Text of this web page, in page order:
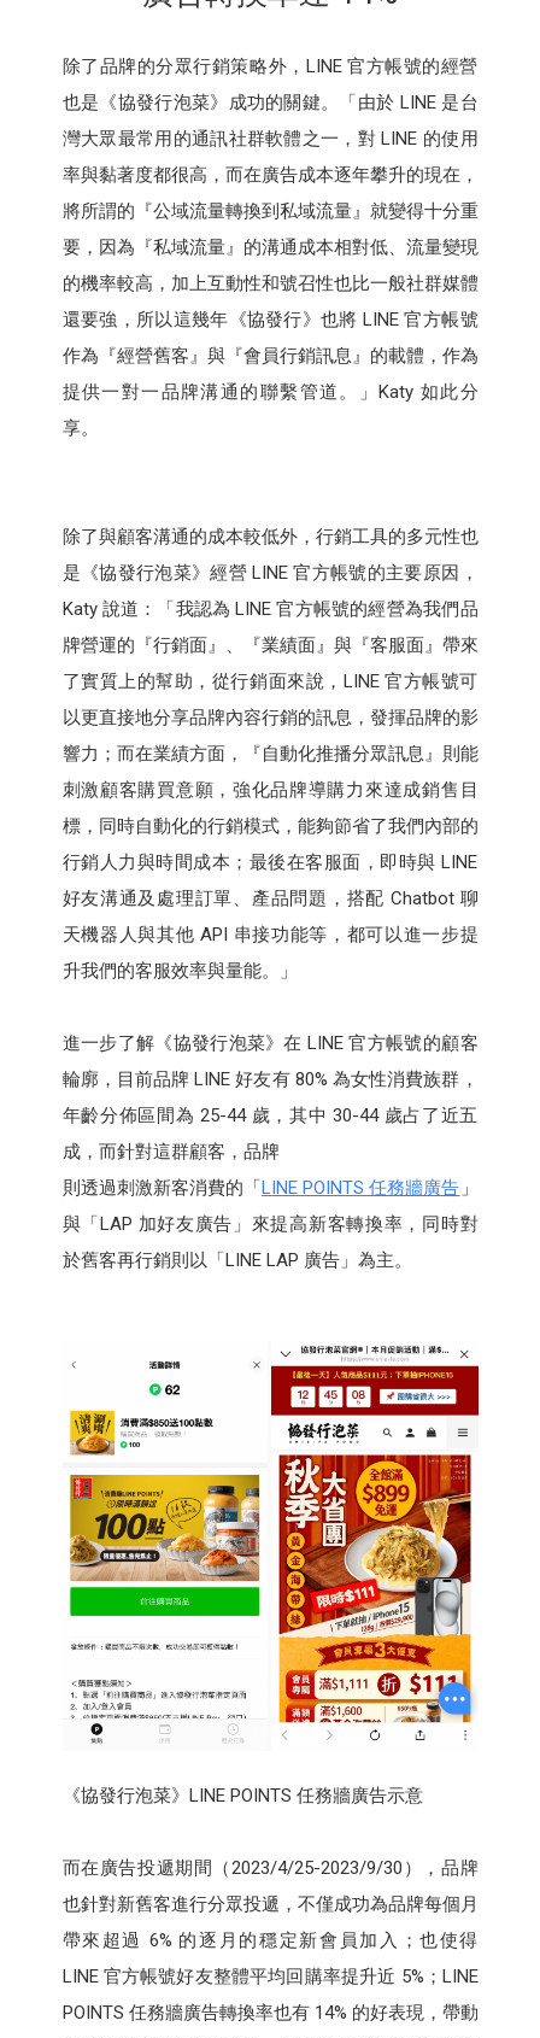
除了品牌的分眾行銷策略外，LINE 官方帳號的經營
也是《協發行泡菜》成功的關鍵。「由於 LINE 是台
灣大眾最常用的通訊社群軟體之一，對 LINE 的使用
率與黏著度都很高，而在廣告成本逐年攀升的現在，
將所謂的『公域流量轉換到私域流量』就變得十分重
要，因為『私域流量』的溝通成本相對低、流量變現
的機率較高，加上互動性和號召性也比一般社群媒體
還要強，所以這幾年《協發行》也將 LINE 官方帳號
作為『經營舊客』與『會員行銷訊息』的載體，作為
提供一對一品牌溝通的聯繫管道。」Katy 如此分
享。
除了與顧客溝通的成本較低外，行銷工具的多元性也
是《協發行泡菜》經營 LINE 官方帳號的主要原因，
Katy 說道：「我認為 LINE 官方帳號的經營為我們品
牌營運的『行銷面』、『業績面』與『客服面』帶來
了實質上的幫助，從行銷面來說，LINE 官方帳號可
以更直接地分享品牌內容行銷的訊息，發揮品牌的影
響力；而在業績方面，『自動化推播分眾訊息』則能
刺激顧客購買意願，強化品牌導購力來達成銷售目
標，同時自動化的行銷模式，能夠節省了我們內部的
行銷人力與時間成本；最後在客服面，即時與 LINE
好友溝通及處理訂單、產品問題，搭配 Chatbot 聊
天機器人與其他 API 串接功能等，都可以進一步提
升我們的客服效率與量能。」
進一步了解《協發行泡菜》在 LINE 官方帳號的顧客
輪廓，目前品牌 LINE 好友有 80% 為女性消費族群，
年齡分佈區間為 25-44 歲，其中 30-44 歲占了近五
成，而針對這群顧客，品牌
則透過刺激新客消費的「LINE POINTS 任務牆廣告 」
與「LAP 加好友廣告」來提高新客轉換率，同時對
於舊客再行銷則以「LINE LAP 廣告」為主。
《協發行泡菜》LINE POINTS 任務牆廣告示意
而在廣告投遞期間（2023/4/25-2023/9/30），品牌
也針對新舊客進行分眾投遞，不僅成功為品牌每個月
帶來超過 6% 的逐月的穩定新會員加入；也使得
LINE 官方帳號好友整體平均回購率提升近 5%；LINE
POINTS 任務牆廣告轉換率也有 14% 的好表現，帶動